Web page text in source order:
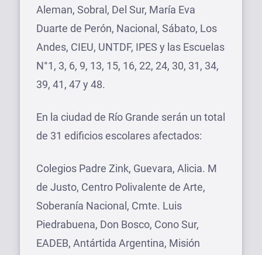
Aleman, Sobral, Del Sur, María Eva
Duarte de Perón, Nacional, Sábato, Los
Andes, CIEU, UNTDF, IPES y las Escuelas
N°1, 3, 6, 9, 13, 15, 16, 22, 24, 30, 31, 34,
39, 41, 47 y 48.
En la ciudad de Río Grande serán un total
de 31 edificios escolares afectados:
Colegios Padre Zink, Guevara, Alicia. M
de Justo, Centro Polivalente de Arte,
Soberanía Nacional, Cmte. Luis
Piedrabuena, Don Bosco, Cono Sur,
EADEB, Antártida Argentina, Misión